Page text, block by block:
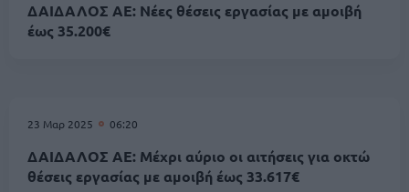
ΔΑΙΔΑΛΟΣ ΑΕ: Νέες θέσεις εργασίας με αμοιβή
έως 35.200€
23 Μαρ 2025 06:20
ΔΑΙΔΑΛΟΣ ΑΕ: Μέχρι αύριο οι αιτήσεις για οκτώ
θέσεις εργασίας με αμοιβή έως 33.617€